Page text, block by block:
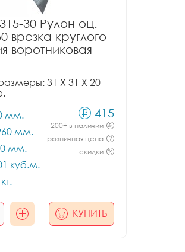
30 Рулон оц.
врезка круглого
воротниковая
31 X 31 X 20
мм.
мм.
мм.
куб.м.
415
200+ в наличии
розничная цена
скидки
КУПИТЬ